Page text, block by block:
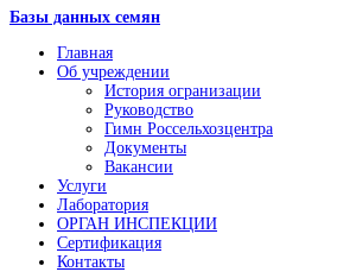
Базы данных семян
Главная
Об учреждении
История огранизации
Руководство
Гимн Россельхозцентра
Документы
Вакансии
Услуги
Лаборатория
ОРГАН ИНСПЕКЦИИ
Сертификация
Контакты